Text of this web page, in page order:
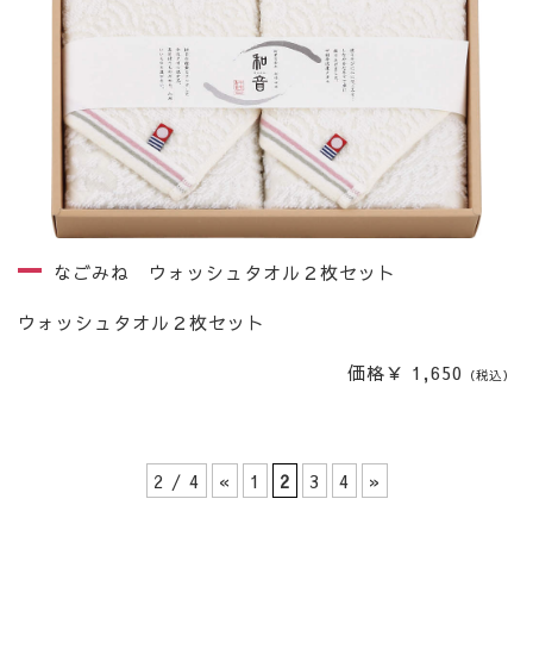
なごみね ウォッシュタオル２枚セット
ウォッシュタオル２枚セット
価格￥ 1,650 （税込）
2 / 4 « 1 2 3 4 »